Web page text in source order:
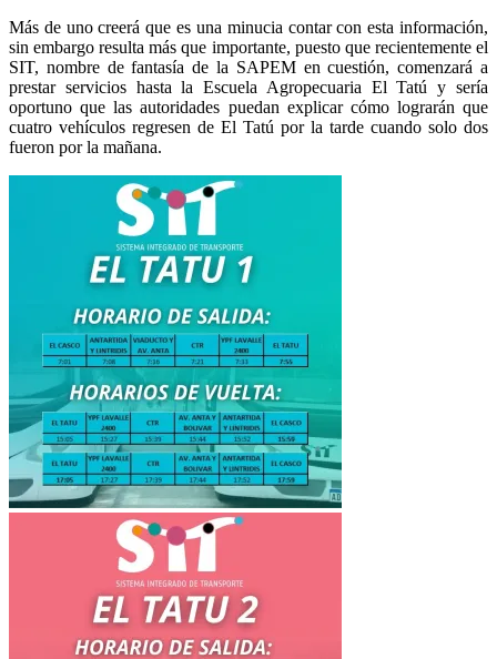
Más de uno creerá que es una minucia contar con esta información,
sin embargo resulta más que importante, puesto que recientemente el
SIT, nombre de fantasía de la SAPEM en cuestión, comenzará a
prestar servicios hasta la Escuela Agropecuaria El Tatú y sería
oportuno que las autoridades puedan explicar cómo lograrán que
cuatro vehículos regresen de El Tatú por la tarde cuando solo dos
fueron por la mañana.